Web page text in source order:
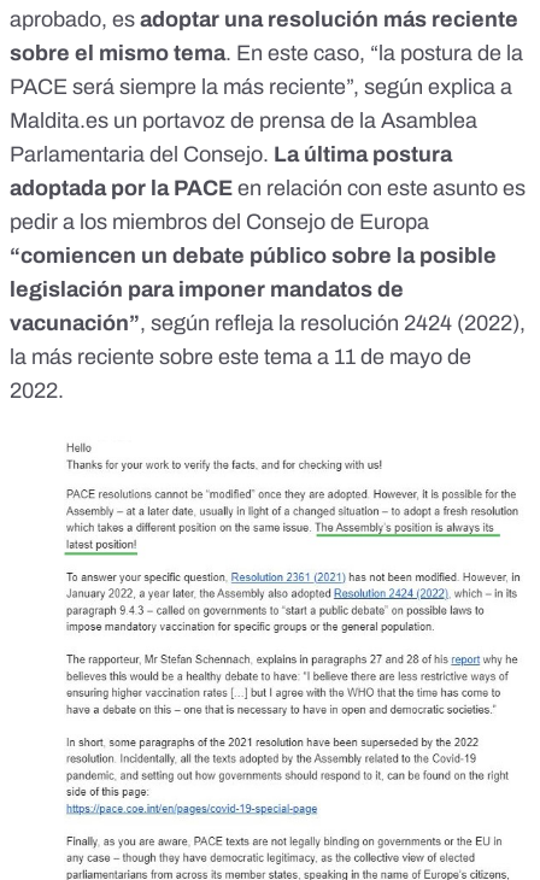
aprobado, es adoptar una resolución más reciente
sobre el mismo tema. En este caso, “la postura de la
PACE será siempre la más reciente”, según explica a
Maldita.es un portavoz de prensa de la Asamblea
Parlamentaria del Consejo. La última postura
adoptada por la PACE en relación con este asunto es
pedir a los miembros del Consejo de Europa
“comiencen un debate público sobre la posible
legislación para imponer mandatos de
vacunación”, según refleja la resolución 2424 (2022),
la más reciente sobre este tema a 11 de mayo de
2022.